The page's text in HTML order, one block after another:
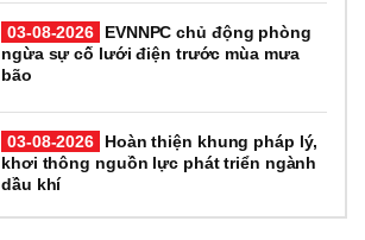
03-08-2026
EVNNPC chủ động phòng
ngừa sự cố lưới điện trước mùa mưa
bão
03-08-2026
Hoàn thiện khung pháp lý,
khơi thông nguồn lực phát triển ngành
dầu khí